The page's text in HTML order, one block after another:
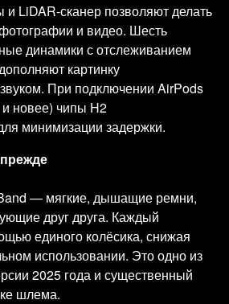
LiDAR-сканер позволяют делать
и видео. Шесть
динамики с отслеживанием
картинку
При подключении AirPods
и новее) чипы H2
минимизации задержки.
— мягкие, дышащие ремни,
друг друга. Каждый
единого колёсика, снижая
использовании. Это одно из
2025 года и существенный
шлема.